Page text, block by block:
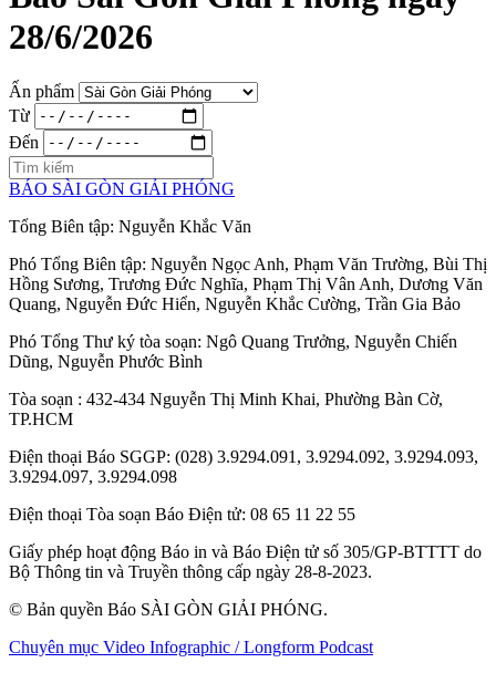
28/6/2026
Ấn phẩm
Từ
Đến
BÁO SÀI GÒN GIẢI PHÓNG
Tổng Biên tập: Nguyễn Khắc Văn
Phó Tổng Biên tập: Nguyễn Ngọc Anh, Phạm Văn Trường, Bùi Thị
Hồng Sương, Trương Đức Nghĩa, Phạm Thị Vân Anh, Dương Văn
Quang, Nguyễn Đức Hiển, Nguyễn Khắc Cường, Trần Gia Bảo
Phó Tổng Thư ký tòa soạn: Ngô Quang Trưởng, Nguyễn Chiến
Dũng, Nguyễn Phước Bình
Tòa soạn : 432-434 Nguyễn Thị Minh Khai, Phường Bàn Cờ,
TP.HCM
Điện thoại Báo SGGP: (028) 3.9294.091, 3.9294.092, 3.9294.093,
3.9294.097, 3.9294.098
Điện thoại Tòa soạn Báo Điện tử: 08 65 11 22 55
Giấy phép hoạt động Báo in và Báo Điện tử số 305/GP-BTTTT do
Bộ Thông tin và Truyền thông cấp ngày 28-8-2023.
© Bản quyền Báo SÀI GÒN GIẢI PHÓNG.
Chuyên mục Video Infographic / Longform Podcast